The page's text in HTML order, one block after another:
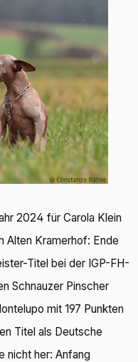
2024 für Carola Klein
Alten Kramerhof: Ende
Titel bei der IGP-FH-
Schnauzer Pinscher
mit 197 Punkten
Titel als Deutsche
nicht her: Anfang